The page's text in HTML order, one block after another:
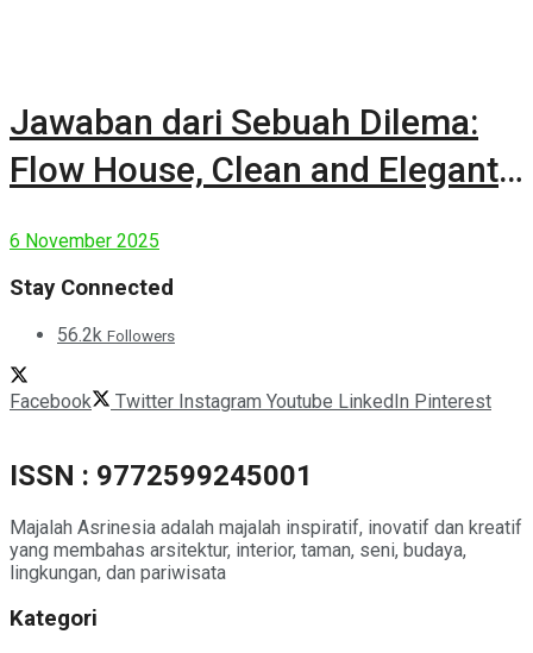
Jawaban dari Sebuah Dilema:
Flow House, Clean and Elegant
6 November 2025
Stay Connected
56.2k Followers
Facebook Twitter Instagram Youtube LinkedIn Pinterest
ISSN : 9772599245001
Majalah Asrinesia adalah majalah inspiratif, inovatif dan kreatif
yang membahas arsitektur, interior, taman, seni, budaya,
lingkungan, dan pariwisata
Kategori